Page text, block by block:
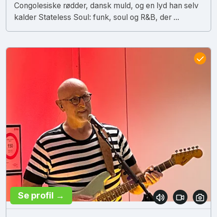
Congolesiske rødder, dansk muld, og en lyd han selv
kalder Stateless Soul: funk, soul og R&B, der ...
Se profil →